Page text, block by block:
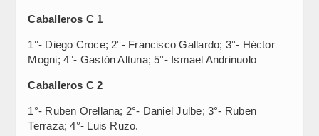
Caballeros C 1
1°- Diego Croce; 2°- Francisco Gallardo; 3°- Héctor
Mogni; 4°- Gastón Altuna; 5°- Ismael Andrinuolo
Caballeros C 2
1°- Ruben Orellana; 2°- Daniel Julbe; 3°- Ruben
Terraza; 4°- Luis Ruzo.